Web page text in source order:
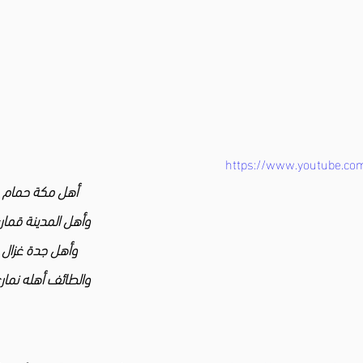
https://
أهل مكة حمام
وأهل المدينة
وأهل جدة غزال
والطائف أهله